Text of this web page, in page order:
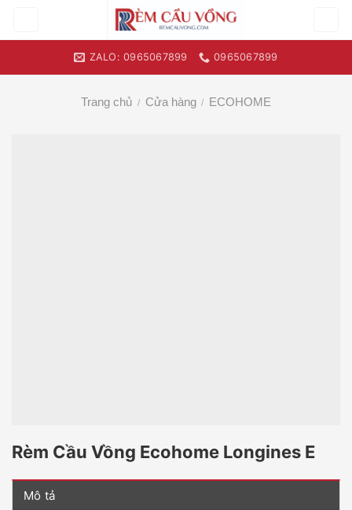
ZALO: 0965067899 0965067899
Trang chủ / Cửa hàng / ECOHOME
Rèm Cầu Vồng Ecohome Longines E
Mô tả